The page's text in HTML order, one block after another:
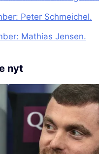
Peter Schmeichel.
Mathias Jensen.
nyt